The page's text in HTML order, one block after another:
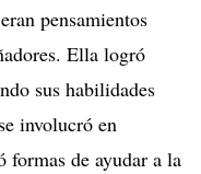
pensamientos
Ella logró
sus habilidades
involucró en
formas de ayudar a la